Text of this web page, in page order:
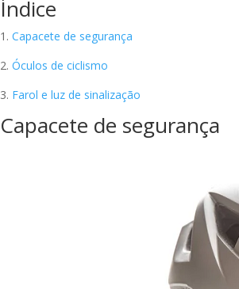
Índice
1.Capacete de segurança
2.Óculos de ciclismo
3. Farol e luz de sinalização
Capacete de segurança